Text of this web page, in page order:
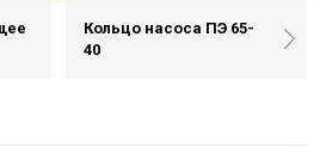
Кольцо насоса ПЭ 65-
40